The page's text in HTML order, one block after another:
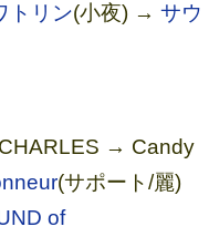
トリン(小夜) →サウ
→ Candy
(サポート/麗)
of